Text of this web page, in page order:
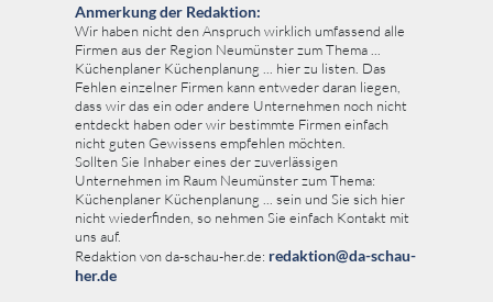
Anmerkung der Redaktion:
Wir haben nicht den Anspruch wirklich umfassend alle
Firmen aus der Region Neumünster zum Thema ...
Küchenplaner Küchenplanung ... hier zu listen. Das
Fehlen einzelner Firmen kann entweder daran liegen,
dass wir das ein oder andere Unternehmen noch nicht
entdeckt haben oder wir bestimmte Firmen einfach
nicht guten Gewissens empfehlen möchten.
Sollten Sie Inhaber eines der zuverlässigen
Unternehmen im Raum Neumünster zum Thema:
Küchenplaner Küchenplanung ... sein und Sie sich hier
nicht wiederfinden, so nehmen Sie einfach Kontakt mit
uns auf.
Redaktion von da-schau-her.de: redaktion@da-schau-
her.de